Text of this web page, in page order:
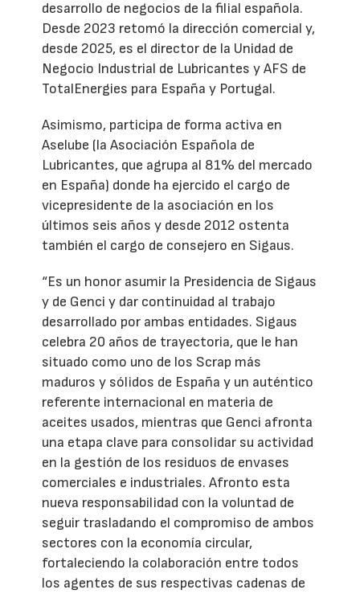
desarrollo de negocios de la filial española.
Desde 2023 retomó la dirección comercial y,
desde 2025, es el director de la Unidad de
Negocio Industrial de Lubricantes y AFS de
TotalEnergies para España y Portugal.
Asimismo, participa de forma activa en
Aselube (la Asociación Española de
Lubricantes, que agrupa al 81% del mercado
en España) donde ha ejercido el cargo de
vicepresidente de la asociación en los
últimos seis años y desde 2012 ostenta
también el cargo de consejero en Sigaus.
“Es un honor asumir la Presidencia de Sigaus
y de Genci y dar continuidad al trabajo
desarrollado por ambas entidades. Sigaus
celebra 20 años de trayectoria, que le han
situado como uno de los Scrap más
maduros y sólidos de España y un auténtico
referente internacional en materia de
aceites usados, mientras que Genci afronta
una etapa clave para consolidar su actividad
en la gestión de los residuos de envases
comerciales e industriales. Afronto esta
nueva responsabilidad con la voluntad de
seguir trasladando el compromiso de ambos
sectores con la economía circular,
fortaleciendo la colaboración entre todos
los agentes de sus respectivas cadenas de